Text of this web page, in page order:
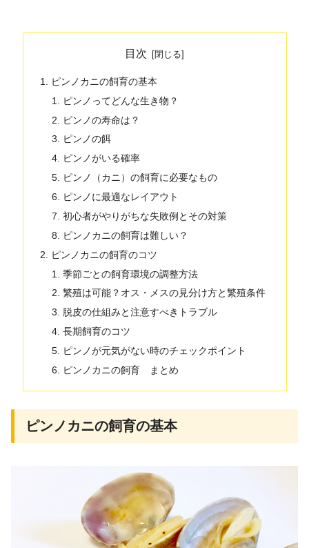
目次
ピンノカニの飼育の基本
ピンノってどんな生き物？
ピンノの寿命は？
ピンノの餌
ピンノがいる確率
ピンノ（カニ）の飼育に必要なもの
ピンノに最適なレイアウト
初心者がやりがちな失敗例とその対策
ピンノカニの飼育は難しい？
ピンノカニの飼育のコツ
季節ごとの飼育環境の調整方法
繁殖は可能？オス・メスの見分け方と繁殖条件
脱皮の仕組みと注意すべきトラブル
長期飼育のコツ
ピンノが元気がない時のチェックポイント
ピンノカニの飼育 まとめ
ピンノカニの飼育の基本